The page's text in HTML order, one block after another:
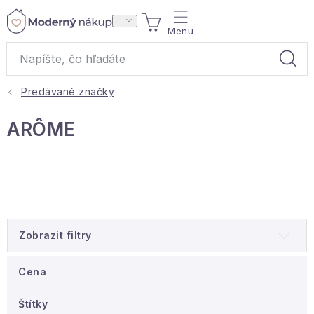
Prejsť
obsah
NÁKUPNÝ
KOŠÍK
Darčeky
Predávané značky
ARÔME
Zobrazit filtry
Cena
Štítky